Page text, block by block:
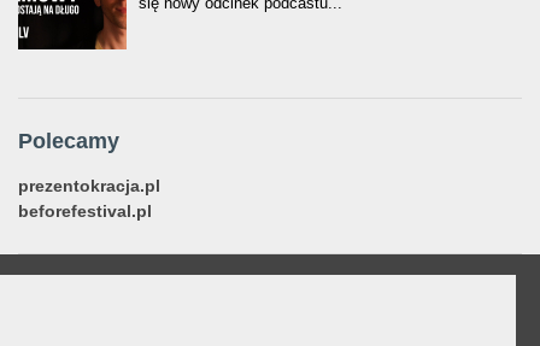
Polecamy
prezentokracja.pl
beforefestival.pl